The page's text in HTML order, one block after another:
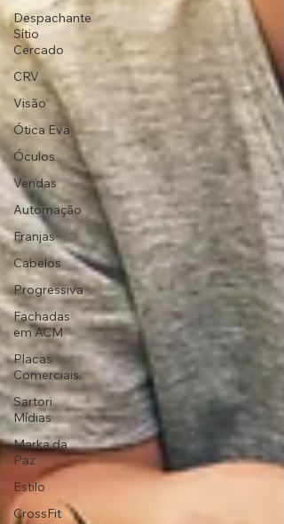
Despachante
Sítio
Cercado
CRV
Visão
Ótica Eva
Óculos
Vendas
Automação
Franjas
Cabelos
Progressiva
Fachadas
em ACM
Placas
Comerciais
Sartori
Mídias
Marka da
Paz
Estilo
CrossFit